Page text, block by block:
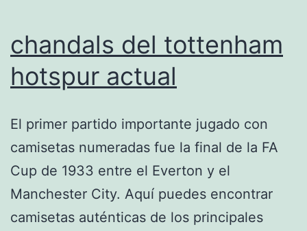
chandals del tottenham
hotspur actual
El primer partido importante jugado con
camisetas numeradas fue la final de la FA
Cup de 1933 entre el Everton y el
Manchester City. Aquí puedes encontrar
camisetas auténticas de los principales